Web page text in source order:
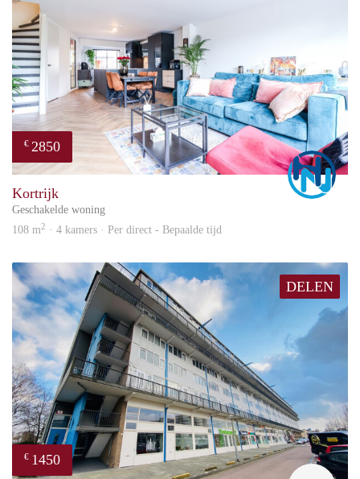
€ 2850
Kortrijk
Geschakelde woning
108 m2 · 4 kamers · Per direct - Bepaalde tijd
DELEN
€ 1450